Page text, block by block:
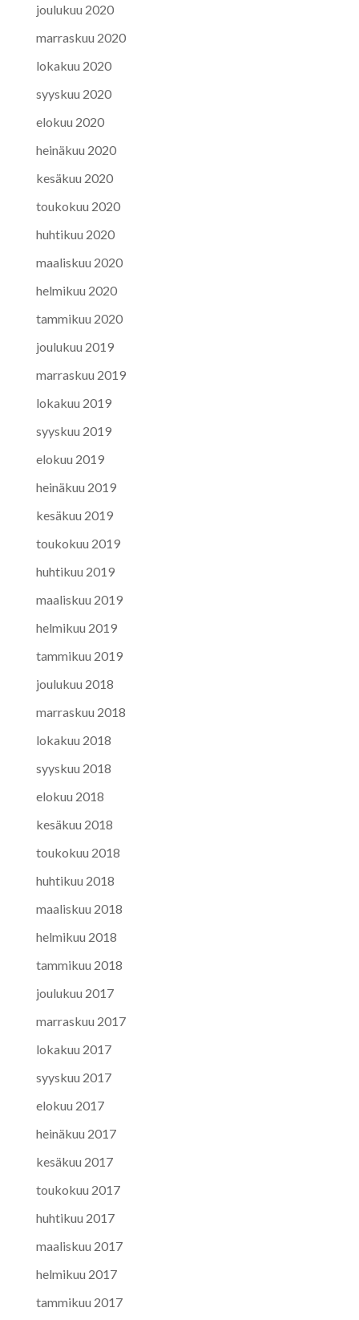
joulukuu 2020
marraskuu 2020
lokakuu 2020
syyskuu 2020
elokuu 2020
heinäkuu 2020
kesäkuu 2020
toukokuu 2020
huhtikuu 2020
maaliskuu 2020
helmikuu 2020
tammikuu 2020
joulukuu 2019
marraskuu 2019
lokakuu 2019
syyskuu 2019
elokuu 2019
heinäkuu 2019
kesäkuu 2019
toukokuu 2019
huhtikuu 2019
maaliskuu 2019
helmikuu 2019
tammikuu 2019
joulukuu 2018
marraskuu 2018
lokakuu 2018
syyskuu 2018
elokuu 2018
kesäkuu 2018
toukokuu 2018
huhtikuu 2018
maaliskuu 2018
helmikuu 2018
tammikuu 2018
joulukuu 2017
marraskuu 2017
lokakuu 2017
syyskuu 2017
elokuu 2017
heinäkuu 2017
kesäkuu 2017
toukokuu 2017
huhtikuu 2017
maaliskuu 2017
helmikuu 2017
tammikuu 2017